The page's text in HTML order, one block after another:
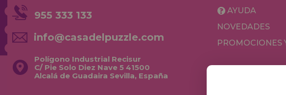
955 333 133
info@casadelpuzzle.com
Polígono Industrial Recisur
C/ Pie Solo Diez Nave 5 41500
Alcalá de Guadaira Sevilla, España
AYUDA
NOVEDADES
PROMOCIONES